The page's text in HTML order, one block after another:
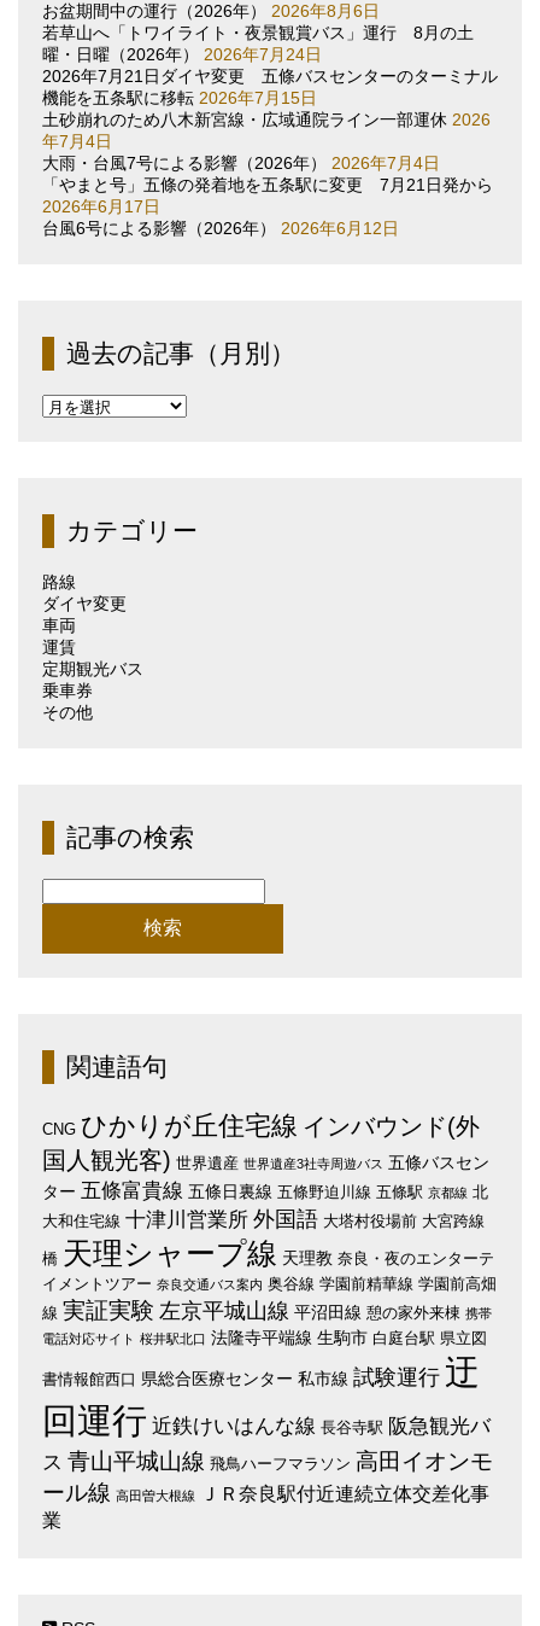
お盆期間中の運行（2026年）
2026年8月6日
若草山へ「トワイライト・夜景観賞バス」運行 8月の土
曜・日曜（2026年）
2026年7月24日
2026年7月21日ダイヤ変更 五條バスセンターのターミナル
機能を五条駅に移転 2026年7月15日
土砂崩れのため八木新宮線・広域通院ライン一部運休 2026
年7月4日
大雨・台風7号による影響（2026年）
2026年7月4日
「やまと号」五條の発着地を五条駅に変更 7月21日発から
2026年6月17日
台風6号による影響（2026年）
2026年6月12日
過去の記事（月別）
過
（月
別）カテゴリー
路線
ダイヤ変更
車両
運賃
定期観光バス
乗車券
その他
記事の検索
索:
関連語句
CNG ひかりが丘住宅線 インバウンド(外
国人観光客) 世界遺産 世界遺産3社寺周遊バス 五條バスセン
ター 五條富貴線 五條日裏線 五條野迫川線 五條駅 京都線 北
大和住宅線 十津川営業所 外国語 大塔村役場前 大宮跨線
橋 天理シャープ線 天理教 奈良・夜のエンターテ
イメントツアー 奈良交通バス案内 奥谷線 学園前精華線 学園前高畑
線 実証実験 左京平城山線 平沼田線 憩の家外来棟 携帯
電話対応サイト 桜井駅北口 法隆寺平端線 生駒市 白庭台駅 県立図
書情報館西口 県総合医療センター 私市線 試験運行 迂
回運行 近鉄けいはんな線 長谷寺駅 阪急観光バ
ス 青山平城山線 飛鳥ハーフマラソン 高田イオンモ
ール線 高田曽大根線
ＪＲ奈良駅付近連続立体交差化事
業